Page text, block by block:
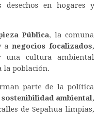
desechos en hogares y
Pública, la comuna
anegocios focalizados,
una cultura ambiental
la población.
parte de la política
ambiental,
de Sepahua limpias,